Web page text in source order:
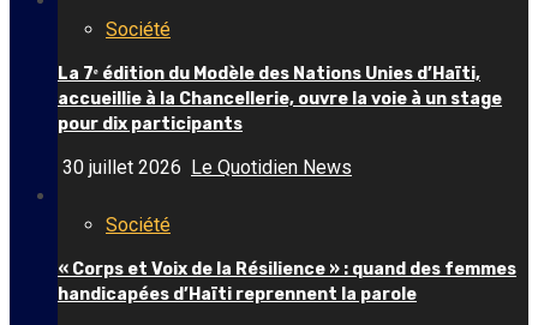
Société
La 7ᵉ édition du Modèle des Nations Unies d’Haïti,
accueillie à la Chancellerie, ouvre la voie à un stage
pour dix participants
30 juillet 2026 Le Quotidien News
Société
« Corps et Voix de la Résilience » : quand des femmes
handicapées d’Haïti reprennent la parole